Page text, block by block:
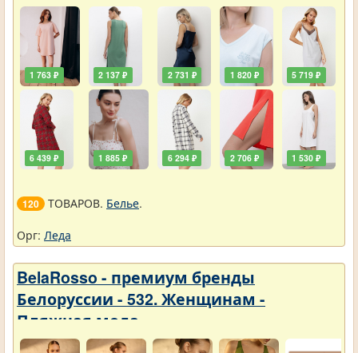
1 763 ₽
6 439 ₽
2 137 ₽
1 885 ₽
2 731 ₽
6 294 ₽
1 820 ₽
2 706 ₽
5 719 ₽
1 530 ₽
120 ТОВАРОВ. Белье.
Орг: Леда
BelaRosso - премиум бренды
Белоруссии - 532. Женщинам -
Пляжная мода